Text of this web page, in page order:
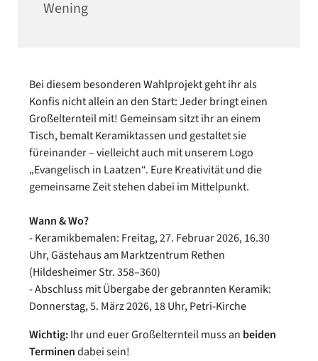
Wening
Bei diesem besonderen Wahlprojekt geht ihr als
Konfis nicht allein an den Start: Jeder bringt einen
Großelternteil mit! Gemeinsam sitzt ihr an einem
Tisch, bemalt Keramiktassen und gestaltet sie
füreinander – vielleicht auch mit unserem Logo
„Evangelisch in Laatzen“. Eure Kreativität und die
gemeinsame Zeit stehen dabei im Mittelpunkt.
Wann & Wo?
- Keramikbemalen: Freitag, 27. Februar 2026, 16.30
Uhr, Gästehaus am Marktzentrum Rethen
(Hildesheimer Str. 358–360)
- Abschluss mit Übergabe der gebrannten Keramik:
Donnerstag, 5. März 2026, 18 Uhr, Petri-Kirche
Wichtig:Ihr und euer Großelternteil muss an beiden
Terminendabei sein!